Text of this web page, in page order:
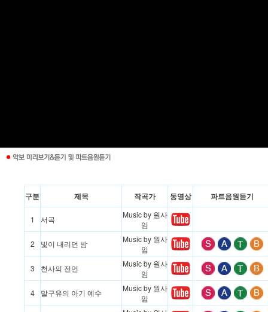
구분 제목 작곡가 동영상 파트음원듣기
1 서곡
Music by 원사
임
2
빛이 내리던 밤
Music by 원사
임
3
천사의 전언
Music by 원사
임
4
말구유의 아기 예수
Music by 원사
임